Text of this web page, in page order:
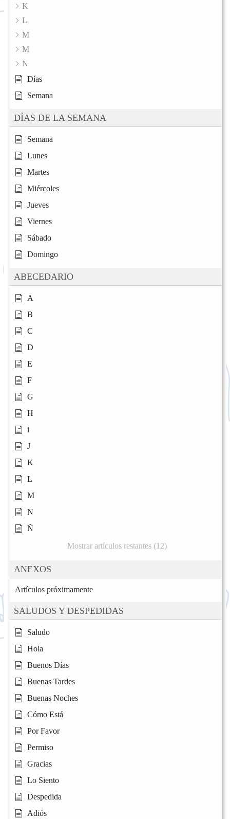
K
L
M
M
N
Días
Semana
DÍAS DE LA SEMANA
Semana
Lunes
Martes
Miércoles
Jueves
Viernes
Sábado
Domingo
ABECEDARIO
A
B
C
D
E
F
G
H
i
J
K
L
M
N
Ñ
Mostrar artículos restantes (12)
ANEXOS
Artículos próximamente
SALUDOS Y DESPEDIDAS
Saludo
Hola
Buenos Días
Buenas Tardes
Buenas Noches
Cómo Está
Por Favor
Permiso
Gracias
Lo Siento
Despedida
Adiós